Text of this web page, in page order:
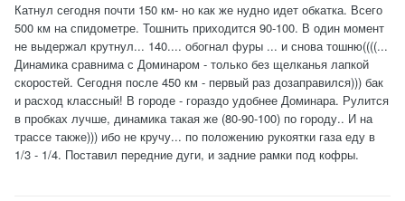
Катнул сегодня почти 150 км- но как же нудно идет обкатка. Всего
500 км на спидометре. Тошнить приходится 90-100. В один момент
не выдержал крутнул... 140.... обогнал фуры ... и снова тошню((((...
Динамика сравнима с Доминаром - только без щелканья лапкой
скоростей. Сегодня после 450 км - первый раз дозаправился))) бак
и расход классный! В городе - гораздо удобнее Доминара. Рулится
в пробках лучше, динамика такая же (80-90-100) по городу.. И на
трассе также))) ибо не кручу... по положению рукоятки газа еду в
1/3 - 1/4. Поставил передние дуги, и задние рамки под кофры.